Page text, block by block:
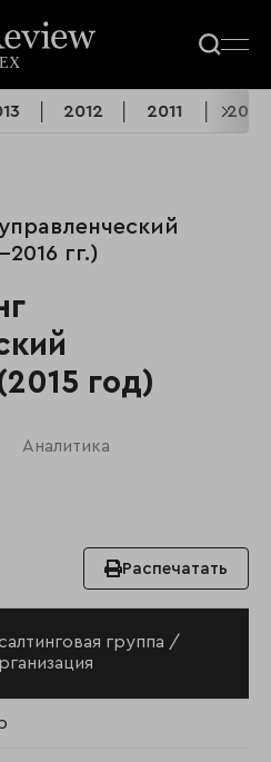
2012 2011 2010
гг.)
год)
Аналитика
Распечатать
группа /